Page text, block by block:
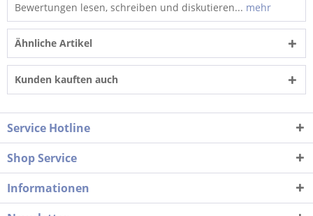
Bewertungen lesen, schreiben und diskutieren... mehr
Ähnliche Artikel
Kunden kauften auch
Service Hotline
Shop Service
Informationen